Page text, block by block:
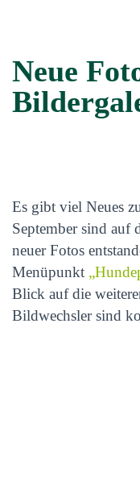
Neue
Es gibt viel Neues
September sind auf
neuer Fotos
Menüpunkt
Blick auf die
Bildwechsler sind